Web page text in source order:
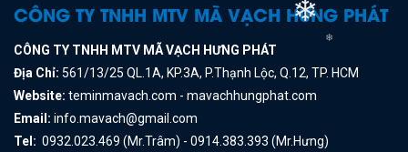
CÔNG TY TNHH MTV MÃ VẠCH HƯNG PHÁT
CÔNG TY TNHH MTV MÃ VẠCH HƯNG PHÁT
Địa Chỉ: 561/13/25 QL.1A, KP.3A, P.Thạnh Lộc, Q.12, TP. HCM
Website: teminmavach.com - mavachhungphat.com
Email: info.mavach@gmail.com
Tel: 0932.023.469 (Mr.Trâm) - 0914.383.393 (Mr.Hưng)
❄